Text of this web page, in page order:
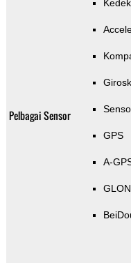
Pelbagai Sensor
GPS
A-